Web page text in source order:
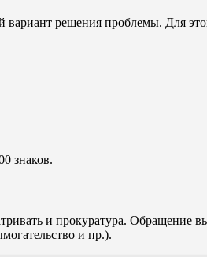
решения проблемы. Для
знаков.
и прокуратура. Обращение
и пр.).